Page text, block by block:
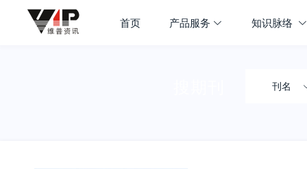
首页 产品服务 知识脉络
刊名